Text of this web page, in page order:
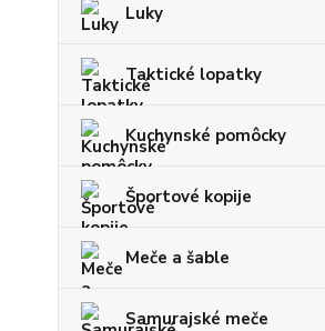
Luky
Taktické lopatky
Kuchynské pomôcky
Športové kopije
Meče a šable
Samurajské meče